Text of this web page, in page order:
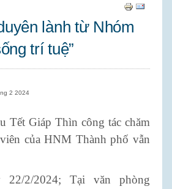
lành từ Nhóm
trí tuệ”
2 2024
Tết Giáp Thìn công tác chăm
của HNM Thành phố vẫn
22/2/2024; Tại văn phòng